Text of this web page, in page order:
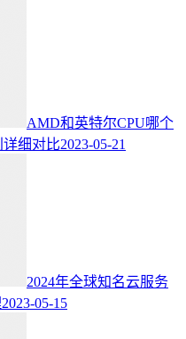
AMD和英特尔CPU哪个
详细对比2023-05-21
2024年全球知名云服务
2023-05-15